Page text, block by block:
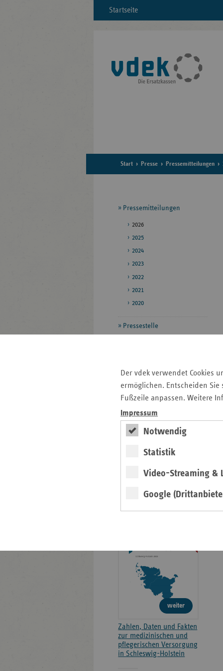
Der vdek verwendet Cookies
ermöglichen. Entscheiden
Fußzeile anpassen. Weitere
Impressum
Notwendig
Statistik
Video-Streaming &
Google
Startseite
Start Presse Pressemitteilungen
Seitennavigation
Pressemitteilungen
2026
2025
2024
2023
2022
2021
2020
Pressestelle
Seitenleiste
mit
weiteren
Informationen
Auf einen Blick
Pressemitteilungen
Veranstaltungen
Veröffentlichungen
Faktenpapier 2026
weiter
Zahlen, Daten und Fakten
zur medizinischen und
pflegerischen Versorgung
in Schleswig-Holstein